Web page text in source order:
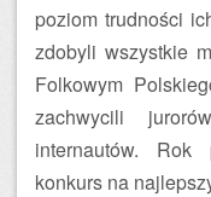
poziom trudności
zdobyli wszystkie
Folkowym
zachwycili
internautów.
konkurs na